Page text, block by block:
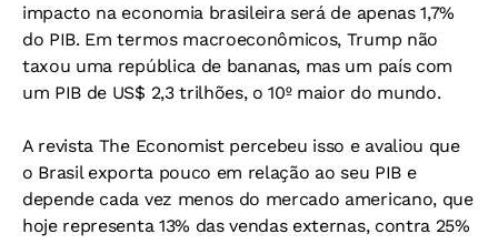
impacto na economia brasileira será de apenas 1,7%
do PIB. Em termos macroeconômicos, Trump não
taxou uma república de bananas, mas um país com
um PIB de US$ 2,3 trilhões, o 10º maior do mundo.
A revista The Economist percebeu isso e avaliou que
o Brasil exporta pouco em relação ao seu PIB e
depende cada vez menos do mercado americano, que
hoje representa 13% das vendas externas, contra 25%